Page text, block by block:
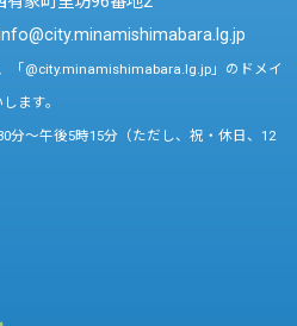
「@city.minamishimabara.lg.jp」のドメイ
ます。
分～午後5時15分（ただし、祝・休日、12